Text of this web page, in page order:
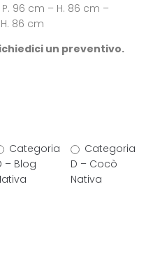
96 cm – H. 86 cm –
86 cm
un preventivo.
Categoria
– Blog
Categoria
D – Cocò
Nativa